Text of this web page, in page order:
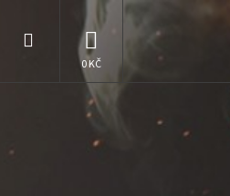
Hledat NÁKUPNÍ
KOŠÍK